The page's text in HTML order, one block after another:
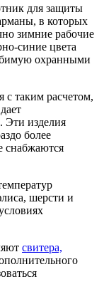
для защиты
в которых
зимние рабочие
синие цвета
охранными
с таким расчетом,
Эти изделия
более
снабжаются
шерсти и
свитера,